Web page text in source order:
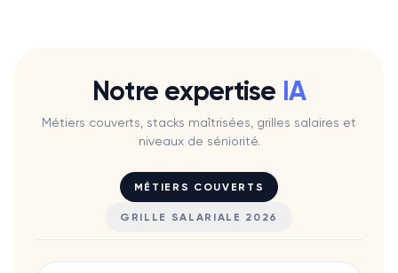
Notre expertise IA
Métiers couverts, stacks maîtrisées, grilles salaires et
niveaux de séniorité.
MÉTIERS COUVERTS
GRILLE SALARIALE 2026